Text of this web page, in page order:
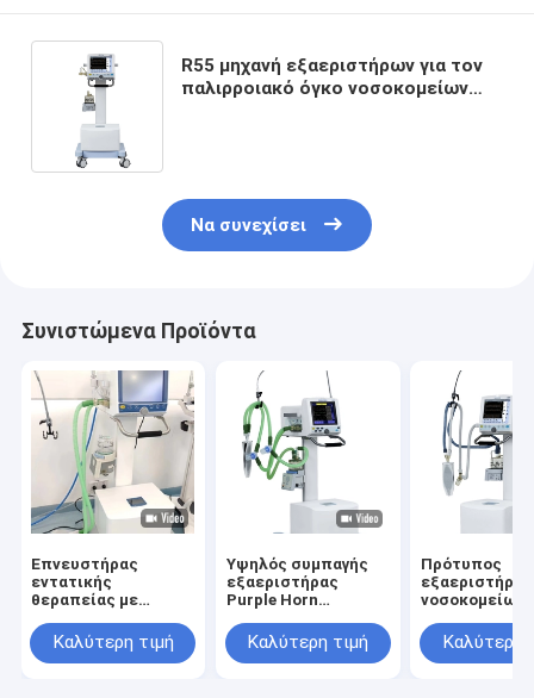
R55 μηχανή εξαεριστήρων για τον
παλιρροιακό όγκο νοσοκομείων
Να συνεχίσει
Συνιστώμενα Προϊόντα
Επνευστήρας
εντατικής
θεραπείας με
PCV-VG για ενήλικες
παιδίατροι και
Καλύτερη τιμή
Υψηλός συμπαγής
εξαεριστήρας
Purple Horn
ροήςΚαλύτερη τιμή
Πρότυπος
εξαεριστήρας
νοσοκομείων
φορητός στο
ασθενοφόρο
Καλύτερη